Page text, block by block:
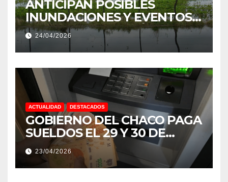
ANTICIPAN POSIBLES
INUNDACIONES Y EVENTOS
EXTREMOS: “PODRÍA SER UN
NIÑO MUY IMPORTANTE”
24/04/2026
ACTUALIDAD DESTACADOS
GOBIERNO DEL CHACO PAGA
SUELDOS EL 29 Y 30 DE
ABRIL, CON EL 2% DE
AUMENTO
23/04/2026